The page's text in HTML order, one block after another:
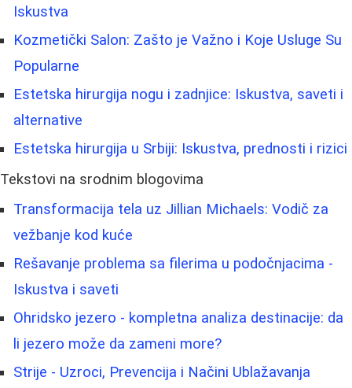
Iskustva
Kozmetički Salon: Zašto je Važno i Koje Usluge Su
Popularne
Estetska hirurgija nogu i zadnjice: Iskustva, saveti i
alternative
Estetska hirurgija u Srbiji: Iskustva, prednosti i rizici
Tekstovi na srodnim blogovima
Transformacija tela uz Jillian Michaels: Vodič za
vežbanje kod kuće
Rešavanje problema sa filerima u podočnjacima -
Iskustva i saveti
Ohridsko jezero - kompletna analiza destinacije: da
li jezero može da zameni more?
Strije - Uzroci, Prevencija i Načini Ublažavanja